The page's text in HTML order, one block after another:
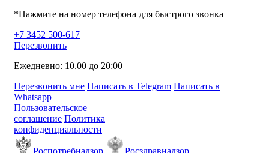
*Нажмите на номер телефона для быстрого звонка
+7 3452 500-617
Перезвонить
Ежедневно: 10.00 до 20:00
Перезвонить мне Написать в Telegram Написать в
Whatsapp
Пользовательское
соглашение Политика
конфиденциальности